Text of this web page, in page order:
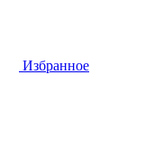
Избранное